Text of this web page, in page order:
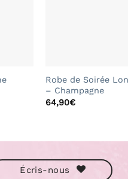
Robe de Soirée
– Champagne
64,90€
Écris-nous